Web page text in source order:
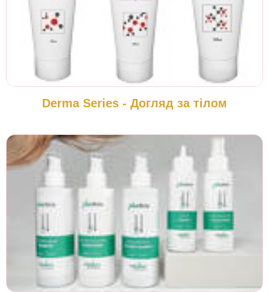
Derma Series - Догляд за тілом